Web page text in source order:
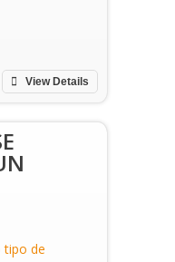
View Details
tipo de